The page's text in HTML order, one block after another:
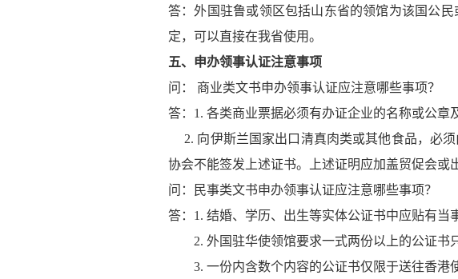
答：外国驻鲁或领区包括山东省的领馆为该国公
定，可以直接在我省使用。
五、申办领事认证注意事项
问： 商业类文书申办领事认证应注意哪些事项？
答：1. 各类商业票据必须有办证企业的名称或公章
2. 向伊斯兰国家出口清真肉类或其他食品，必
协会不能签发上述证书。上述证明应加盖贸促会或
问：民事类文书申办领事认证应注意哪些事项？
答：1. 结婚、学历、出生等实体公证书中应贴有当
2. 外国驻华使领馆要求一式两份以上的公证书只
3. 一份内含数个内容的公证书仅限于送往香港